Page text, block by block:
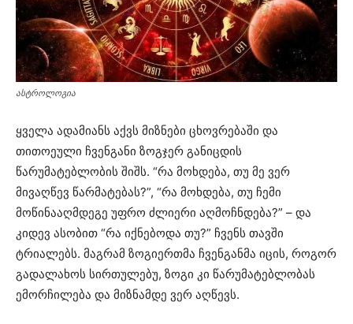
ასტროლოგია
ყველა ადამიანს აქვს მიზნები ცხოვრებაში და
თითოეული ჩვენგანი ზოგჯერ განიცდის
წარუმატებლობის შიშს. “რა მოხდება, თუ მე ვერ
მივაღწევ წარმატებას?”, “რა მოხდება, თუ ჩემი
მოწინააღმდეგე უფრო ძლიერი აღმოჩნდება?” – და
კიდევ ასობით “რა იქნებოდა თუ?” ჩვენს თავში
ტრიალებს. მაგრამ ზოგიერთმა ჩვენგანმა იცის, როგორ
გადალახოს სირთულებუ, ზოგი კი წარუმატებლობას
ემორჩილება და მიზნამდე ვერ აღწევს.